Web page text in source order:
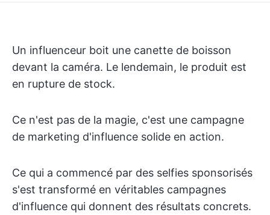
Un influenceur boit une canette de boisson
devant la caméra. Le lendemain, le produit est
en rupture de stock.
Ce n'est pas de la magie, c'est une campagne
de marketing d'influence solide en action.
Ce qui a commencé par des selfies sponsorisés
s'est transformé en véritables campagnes
d'influence qui donnent des résultats concrets.